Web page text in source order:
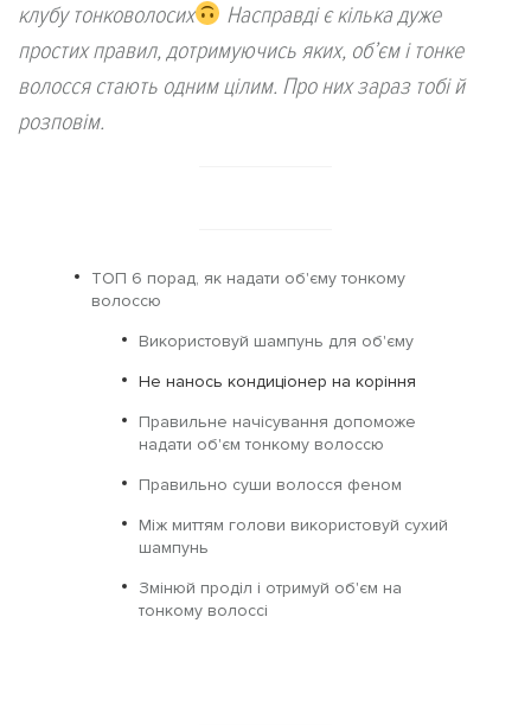
клубу тонковолосих
Насправді є кілька дуже
простих правил, дотримуючись яких, об’єм і тонке
волосся стають одним цілим. Про них зараз тобі й
розповім.
ТОП 6 порад, як надати об'єму тонкому
волоссю
Використовуй шампунь для об'єму
Не нанось кондиціонер на коріння
Правильне начісування допоможе
надати об'єм тонкому волоссю
Правильно суши волосся феном
Між миттям голови використовуй сухий
шампунь
Змінюй проділ і отримуй об'єм на
тонкому волоссі